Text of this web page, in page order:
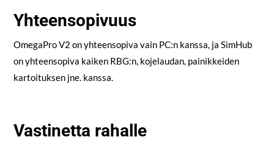
Yhteensopivuus
OmegaPro V2 on yhteensopiva vain PC:n kanssa, ja SimHub
on yhteensopiva kaiken RBG:n, kojelaudan, painikkeiden
kartoituksen jne. kanssa.
Vastinetta rahalle